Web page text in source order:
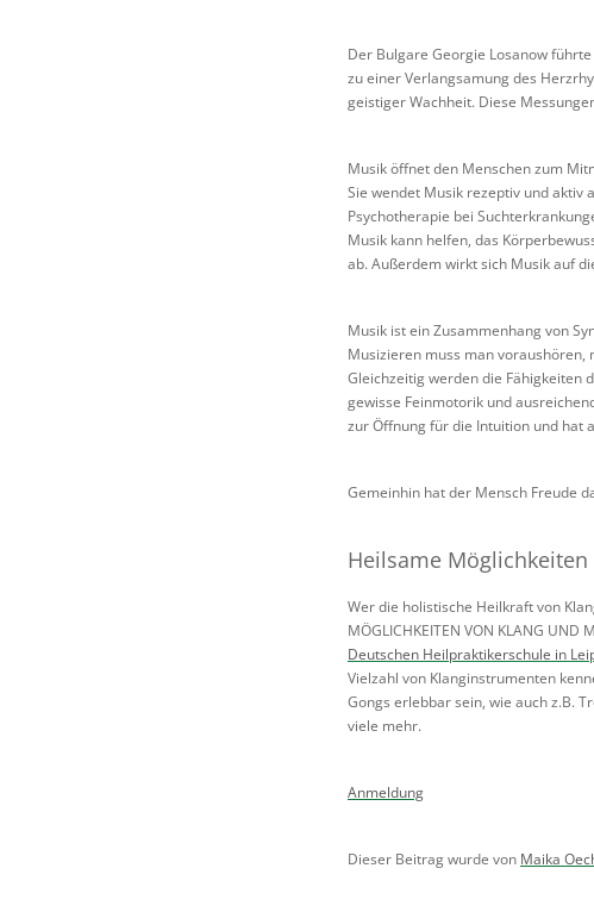
Der Bulgare Georgie Losanow
zu einer Verlangsamung des
geistiger Wachheit. Diese
Musik öffnet den Menschen zum
Sie wendet Musik rezeptiv und aktiv
Psychotherapie bei
Musik kann helfen, das
ab. Außerdem wirkt sich Musik auf
Musik ist ein Zusammenhang von
Musizieren muss man voraushören,
Gleichzeitig werden die Fähigkeiten
gewisse Feinmotorik und
zur Öffnung für die Intuition und hat
Gemeinhin hat der Mensch Freude
Heilsame
Wer die holistische Heilkraft von
MÖGLICHKEITEN VON KLANG
Deutschen Heilpraktikerschule in
Vielzahl von Klanginstrumenten
Gongs erlebbar sein, wie auch z.B.
viele mehr.
Anmeldung
Dieser Beitrag wurde von Maika